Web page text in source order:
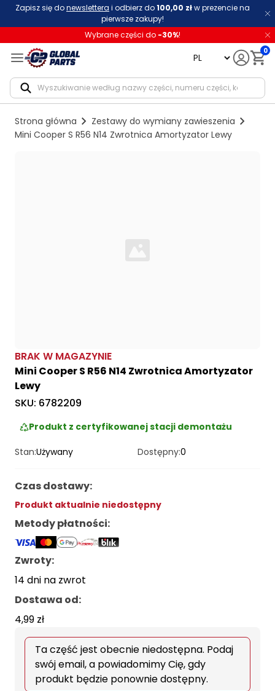
Zapisz się donewslettera i odbierz do100,00 złw prezencie na
pierwsze zakupy!
Wybrane części do -30%!
language 0
Strona główna
Zestawy do wymiany zawieszenia
Mini Cooper S R56 N14 Zwrotnica Amortyzator Lewy
BRAK W MAGAZYNIE
Mini Cooper S R56 N14 Zwrotnica Amortyzator
Lewy
SKU: 6782209
Produkt z certyfikowanej stacji demontażu
Stan:Używany Dostępny:0
Czas dostawy:
Produkt aktualnie niedostępny
Metody płatności:
Zwroty:
14 dni na zwrot
Dostawa od:
4,99 zł
Ta część jest obecnie niedostępna. Podaj
swój email, a powiadomimy Cię, gdy
produkt będzie ponownie dostępny.